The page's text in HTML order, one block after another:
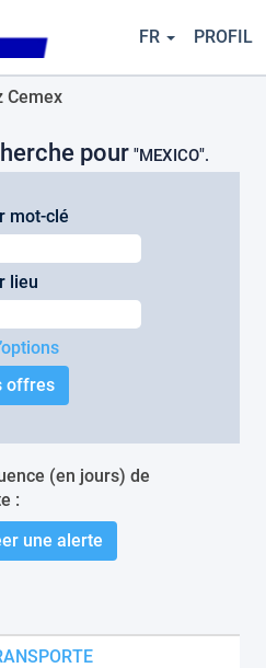
FR PROFIL
Cemex(page
pour "MEXICO".
mot-clé
lieu
(en jours) de
:
une alerte